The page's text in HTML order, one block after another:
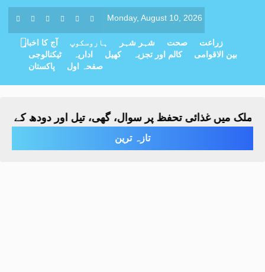
Monday, August 10, 2026
آج کا اخبار ہاروسکوپ شہر شہر صحت
زراعت
ٹیکنالوجی
اداریہ کھیل کالم اور تجزیہ
بین الاقوامی
پاکستان
صفحہ اول
ملک میں غذائی تحفظ پر سوال، گھی، تیل اور دودھ کے متعدد
تازہ ترین